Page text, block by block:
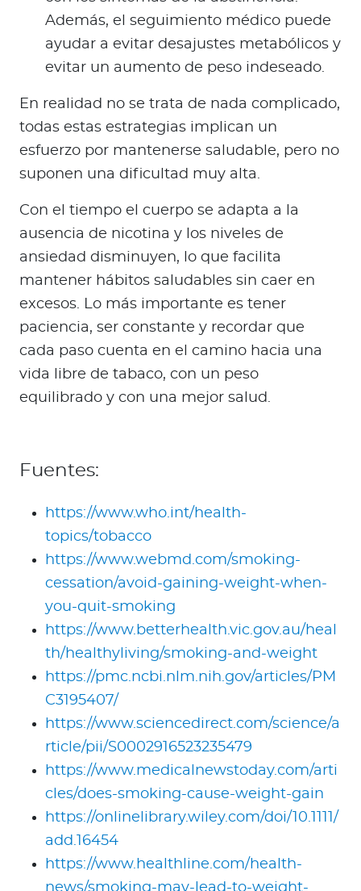
Además, el seguimiento médico puede
ayudar a evitar desajustes metabólicos y
evitar un aumento de peso indeseado.
En realidad no se trata de nada complicado,
todas estas estrategias implican un
esfuerzo por mantenerse saludable, pero no
suponen una dificultad muy alta.
Con el tiempo el cuerpo se adapta a la
ausencia de nicotina y los niveles de
ansiedad disminuyen, lo que facilita
mantener hábitos saludables sin caer en
excesos. Lo más importante es tener
paciencia, ser constante y recordar que
cada paso cuenta en el camino hacia una
vida libre de tabaco, con un peso
equilibrado y con una mejor salud.
Fuentes:
https://www.who.int/health-
topics/tobacco
https://www.webmd.com/smoking-
cessation/avoid-gaining-weight-when-
you-quit-smoking
https://www.betterhealth.vic.gov.au/heal
th/healthyliving/smoking-and-weight
https://pmc.ncbi.nlm.nih.gov/articles/PM
C3195407/
https://www.sciencedirect.com/science/a
rticle/pii/S0002916523235479
https://www.medicalnewstoday.com/arti
cles/does-smoking-cause-weight-gain
https://onlinelibrary.wiley.com/doi/10.1111/
add.16454
https://www.healthline.com/health-
news/smoking-may-lead-to-weight-